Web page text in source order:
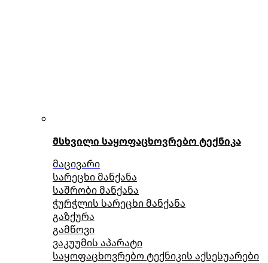
მსხვილი საყოფაცხოვრებო ტექნიკა
მაცივარი
სარეცხი მანქანა
საშრობი მანქანა
ჭურჭლის სარეცხი მანქანა
გაზქურა
გამწოვი
ვაკუუმის აპარატი
საყოფაცხოვრებო ტექნიკის აქსესუარები